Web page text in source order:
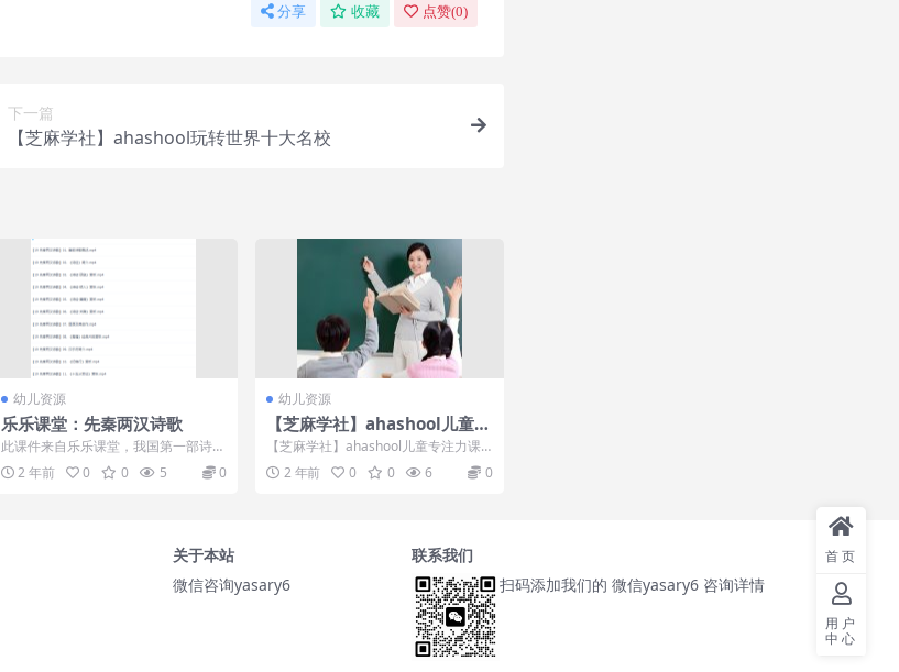
分享 收藏 点赞(0)
下一篇
【芝麻学社】ahashool玩转世界十大名校
幼儿资源
乐乐课堂：先秦两汉诗歌
此课件来自乐乐课堂，我国第一部诗歌
总集《诗经》。作为古代现实主义文学
的源头,《诗...
2 年前 0 0 5 0
幼儿资源
【芝麻学社】ahashool儿童专
注力课-24个小游戏提升孩子专
注力
【芝麻学社】ahashool儿童专注力课-
24个小游戏提升孩子专注力课程目录
(资...2 年前 0 0 6 0
关于本站
微信咨询yasary6
联系我们
扫码添加我们的 微信yasary6 咨询详情
首页
用户
中心